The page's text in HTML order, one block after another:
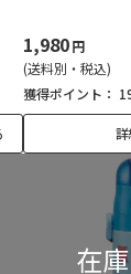
1,980円
(送料別・税込)
獲得ポイント：